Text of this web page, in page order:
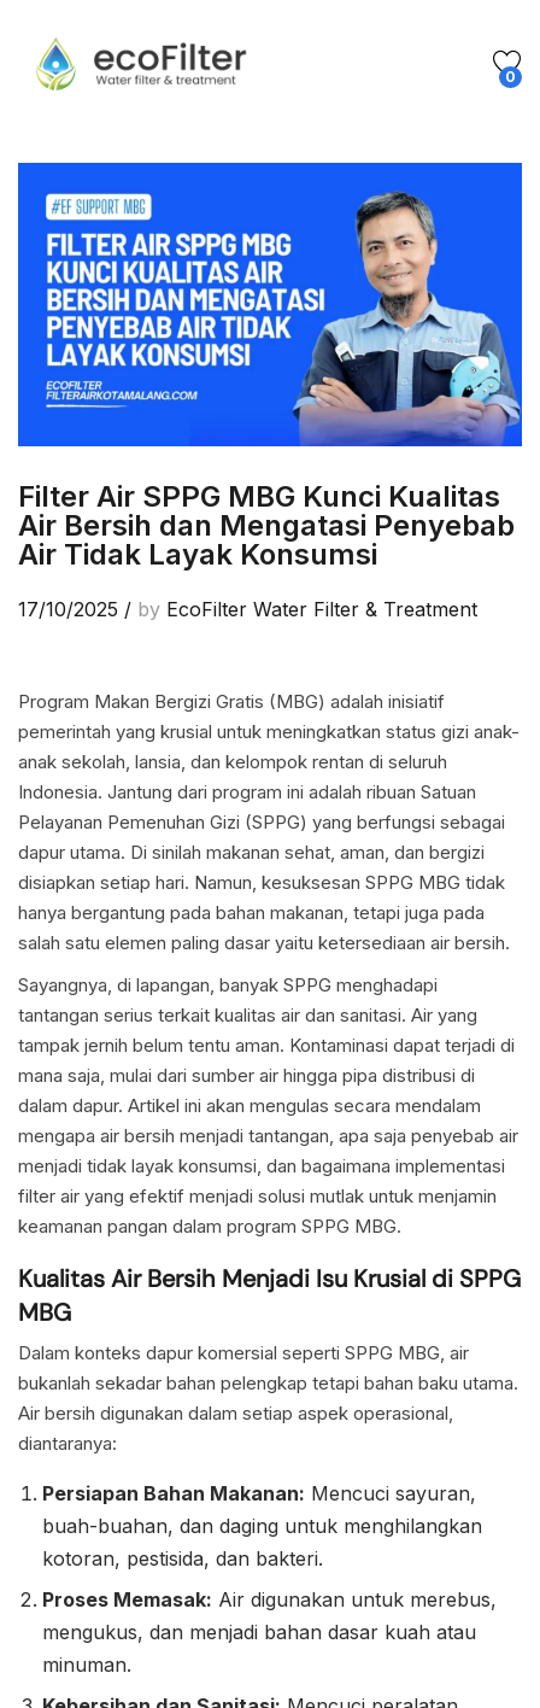
0
Filter Air SPPG MBG Kunci Kualitas
Air Bersih dan Mengatasi Penyebab
Air Tidak Layak Konsumsi
17/10/2025 / by EcoFilter Water Filter & Treatment
Program Makan Bergizi Gratis (MBG) adalah inisiatif
pemerintah yang krusial untuk meningkatkan status gizi anak-
anak sekolah, lansia, dan kelompok rentan di seluruh
Indonesia. Jantung dari program ini adalah ribuan Satuan
Pelayanan Pemenuhan Gizi (SPPG) yang berfungsi sebagai
dapur utama. Di sinilah makanan sehat, aman, dan bergizi
disiapkan setiap hari. Namun, kesuksesan SPPG MBG tidak
hanya bergantung pada bahan makanan, tetapi juga pada
salah satu elemen paling dasar yaitu ketersediaan air bersih.
Sayangnya, di lapangan, banyak SPPG menghadapi
tantangan serius terkait kualitas air dan sanitasi. Air yang
tampak jernih belum tentu aman. Kontaminasi dapat terjadi di
mana saja, mulai dari sumber air hingga pipa distribusi di
dalam dapur. Artikel ini akan mengulas secara mendalam
mengapa air bersih menjadi tantangan, apa saja penyebab air
menjadi tidak layak konsumsi, dan bagaimana implementasi
filter air yang efektif menjadi solusi mutlak untuk menjamin
keamanan pangan dalam program SPPG MBG.
Kualitas Air Bersih Menjadi Isu Krusial di SPPG
MBG
Dalam konteks dapur komersial seperti SPPG MBG, air
bukanlah sekadar bahan pelengkap tetapi bahan baku utama.
Air bersih digunakan dalam setiap aspek operasional,
diantaranya:
Persiapan Bahan Makanan: Mencuci sayuran,
buah-buahan, dan daging untuk menghilangkan
kotoran, pestisida, dan bakteri.
Proses Memasak: Air digunakan untuk merebus,
mengukus, dan menjadi bahan dasar kuah atau
minuman.